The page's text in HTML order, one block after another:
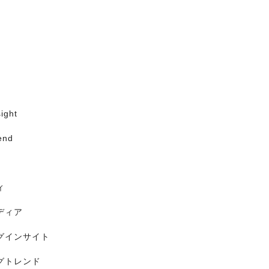
ィア
インサイト
トレンド